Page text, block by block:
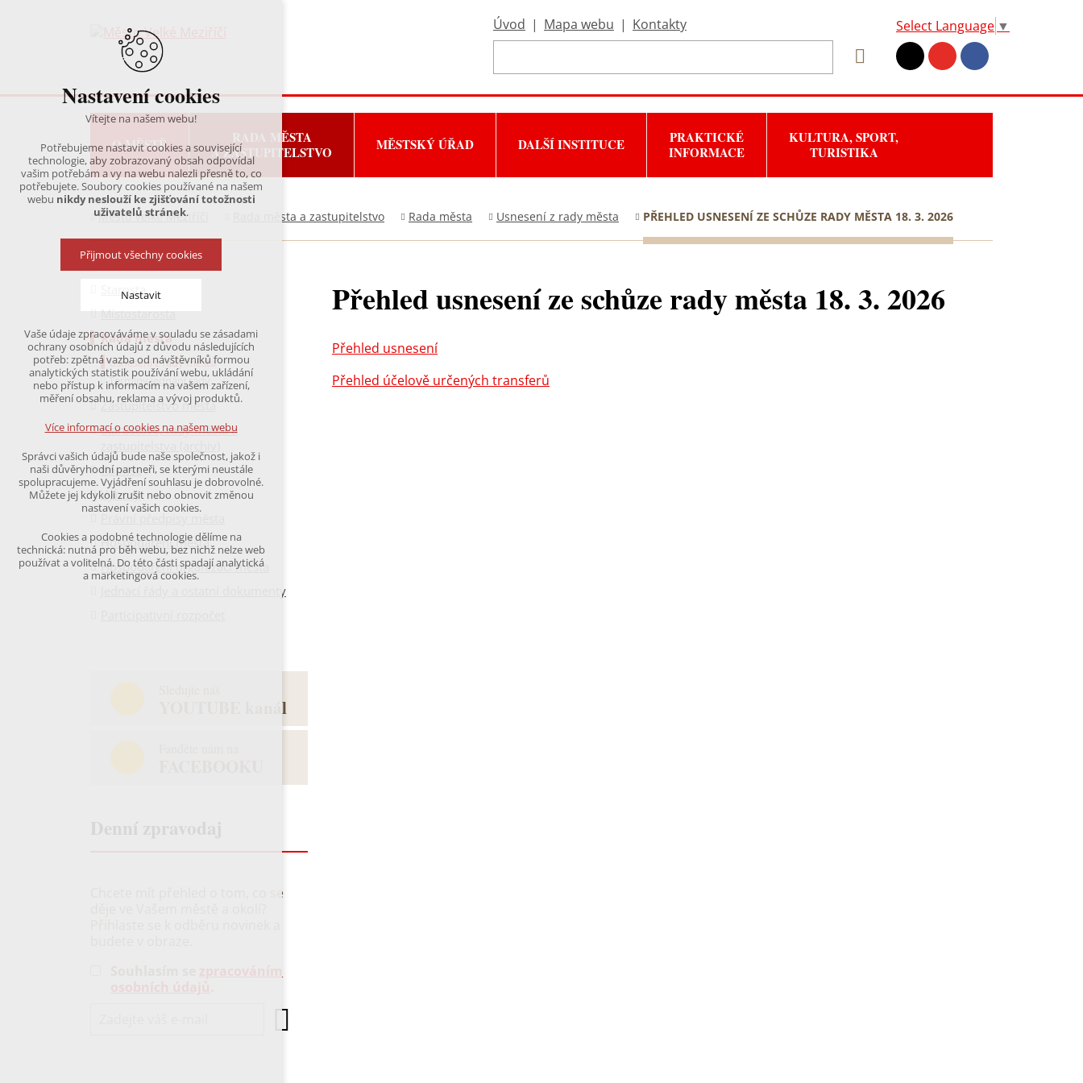
Úvod | Mapa webu | Kontakty Select Language ▼
O MĚSTĚ
RADA MĚSTA
A ZASTUPITELSTVO
MĚSTSKÝ ÚŘAD DALŠÍ INSTITUCE
PRAKTICKÉ
INFORMACE
KULTURA, SPORT,
TURISTIKA
Město Velké Meziříčí Rada města a zastupitelstvo Rada města Usnesení z rady města PŘEHLED USNESENÍ ZE SCHŮZE RADY MĚSTA 18. 3. 2026
Přehled usnesení ze schůze rady města 18. 3. 2026
Přehled usnesení
Přehled účelově určených transferů
Starosta
Místostarosta
Rada města
Usnesení z rady města
Termíny jednání rady
Zastupitelstvo města
Starostové, rady města a
Komise
Výbory
Hospodaření města
Hospodaření organizací města
Jednací řády a ostatní dokumenty
YOUTUBE kanál
Chcete mít přehled o tom, co se
Nastavení cookies
Vítejte na našem webu!
Potřebujeme nastavit cookies a související
technologie, aby zobrazovaný obsah odpovídal
vašim potřebám a vy na webu nalezli přesně to, co
potřebujete. Soubory cookies používané na našem
webu nikdy neslouží ke zjišťování totožnosti
uživatelů stránek.
Přijmout všechny cookies
Nastavit
Technická cookies
nutná pro provozování webu
udržení kontextu stránek (session): případná
přihlášení, volby jazyka, apod.
analytická pro anonymizované vyhodnocení
návštěvnosti
marketingová cookies
(Google,Hotjar,Leadfeeder))
Více informací o cookies na našem webu
Přijmout všechny cookies
Odmítnout vše
Vaše údaje zpracováváme v souladu se zásadami
ochrany osobních údajů z důvodu následujících
potřeb: zpětná vazba od návštěvníků formou
analytických statistik používání webu, ukládání
nebo přístup k informacím na vašem zařízení,
měření obsahu, reklama a vývoj produktů.
Více informací o cookies na našem webu
Správci vašich údajů bude naše společnost, jakož i
naši důvěryhodní partneři, se kterými neustále
spolupracujeme. Vyjádření souhlasu je dobrovolné.
Můžete jej kdykoli zrušit nebo obnovit změnou
nastavení vašich cookies.
Cookies a podobné technologie dělíme na
technická: nutná pro běh webu, bez nichž nelze web
používat a volitelná. Do této části spadají analytická
a marketingová cookies.